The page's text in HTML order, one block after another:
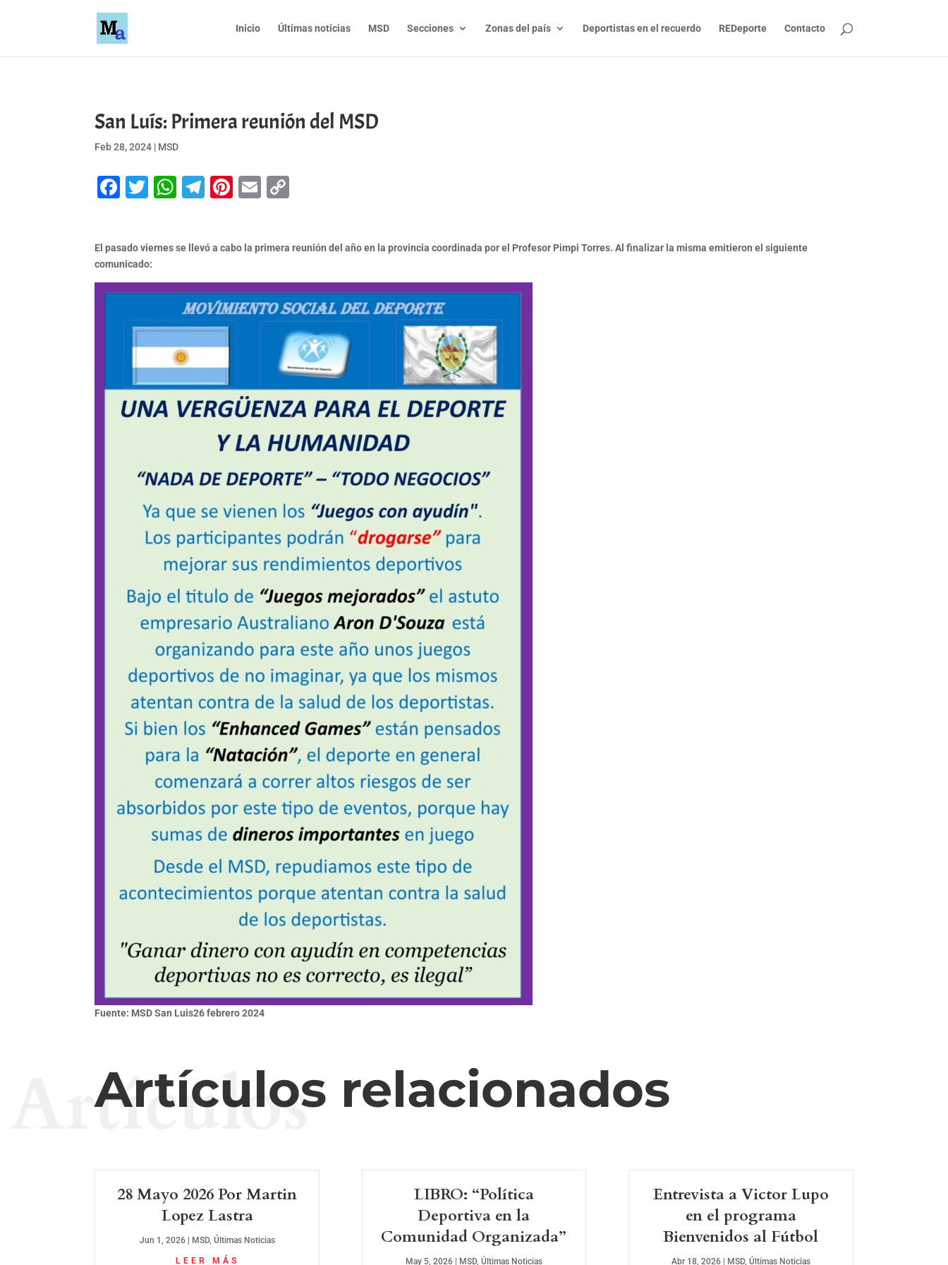
Inicio Últimas noticias MSD Secciones Zonas del país Deportistas en el recuerdo REDeporte Contacto
San Luís: Primera reunión del MSD
Feb 28, 2024 | MSD
Facebook
Twitter
WhatsApp
Telegram
Pinterest
Email
El pasado viernes se llevó a cabo la primera reunión del año en la provincia coordinada por el Profesor Pimpi Torres. Al finalizar la misma emitieron el siguiente
comunicado:
Fuente: MSD San Luis26 febrero 2024
Artículos relacionados
Artículos
28 Mayo 2026 Por Martin
Lopez Lastra
Jun 1, 2026| MSD, Últimas Noticias
LEER MÁS
LIBRO: “Política
Deportiva en la
Comunidad Organizada”
May 5, 2026| MSD, Últimas Noticias
Entrevista a Victor Lupo
en el programa
Bienvenidos al Fútbol
Abr 18, 2026| MSD, Últimas Noticias